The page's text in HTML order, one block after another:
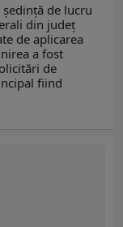
de lucru
din județ
de aplicarea
a fost
de
fiind